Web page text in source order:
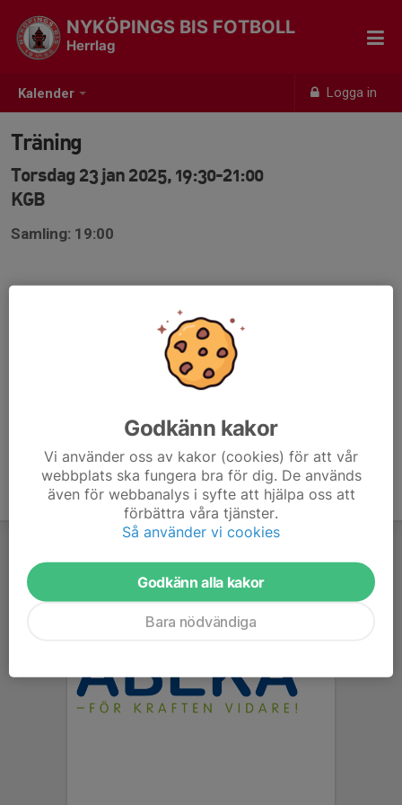
Kalender Logga in
NYKÖPINGS BIS FOTBOLL
Herrlag
Träning
Torsdag 23 jan 2025, 19:30-21:00
KGB
Samling: 19:00
Godkänn kakor
Vi använder oss av kakor (cookies) för att vår
webbplats ska fungera bra för dig. De används
även för webbanalys i syfte att hjälpa oss att
förbättra våra tjänster.
Så använder vi cookies
Godkänn alla kakor
Bara nödvändiga